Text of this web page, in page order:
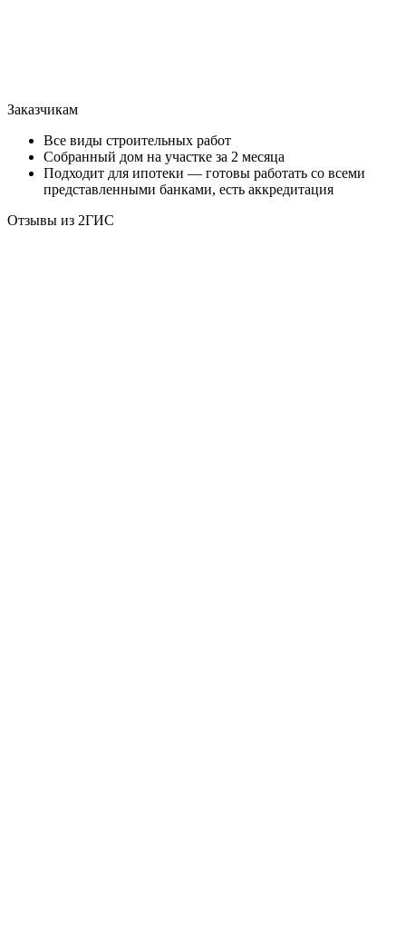
Заказчикам
Все виды строительных работ
Собранный дом на участке за 2 месяца
Подходит для ипотеки — готовы работать со всеми
представленными банками, есть аккредитация
Отзывы из 2ГИС